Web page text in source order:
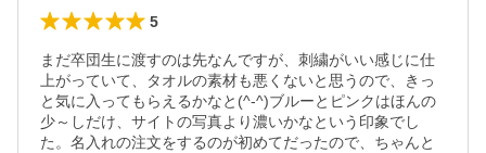
5
まだ卒団生に渡すのは先なんですが、刺繍がいい感じに仕
上がっていて、タオルの素材も悪くないと思うので、きっ
と気に入ってもらえるかなと(^-^)ブルーとピンクはほんの
少～しだけ、サイトの写真より濃いかなという印象でし
た。名入れの注文をするのが初めてだったので、ちゃんと